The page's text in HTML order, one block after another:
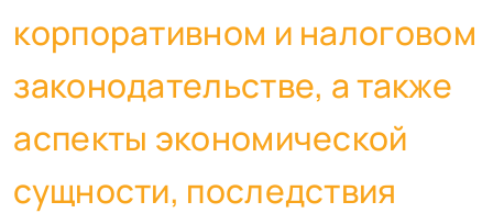
корпоративном и налоговом
законодательстве, а также
аспекты экономической
сущности, последствия